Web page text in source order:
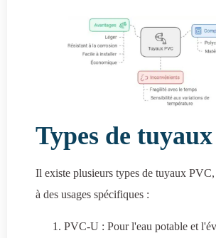
Types de
Il existe plusieurs types de tuyaux PVC,
à des usages spécifiques :
PVC-U : Pour l'eau potable et